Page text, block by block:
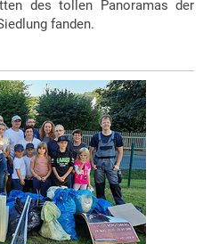
des tollen Panoramas der
fanden.